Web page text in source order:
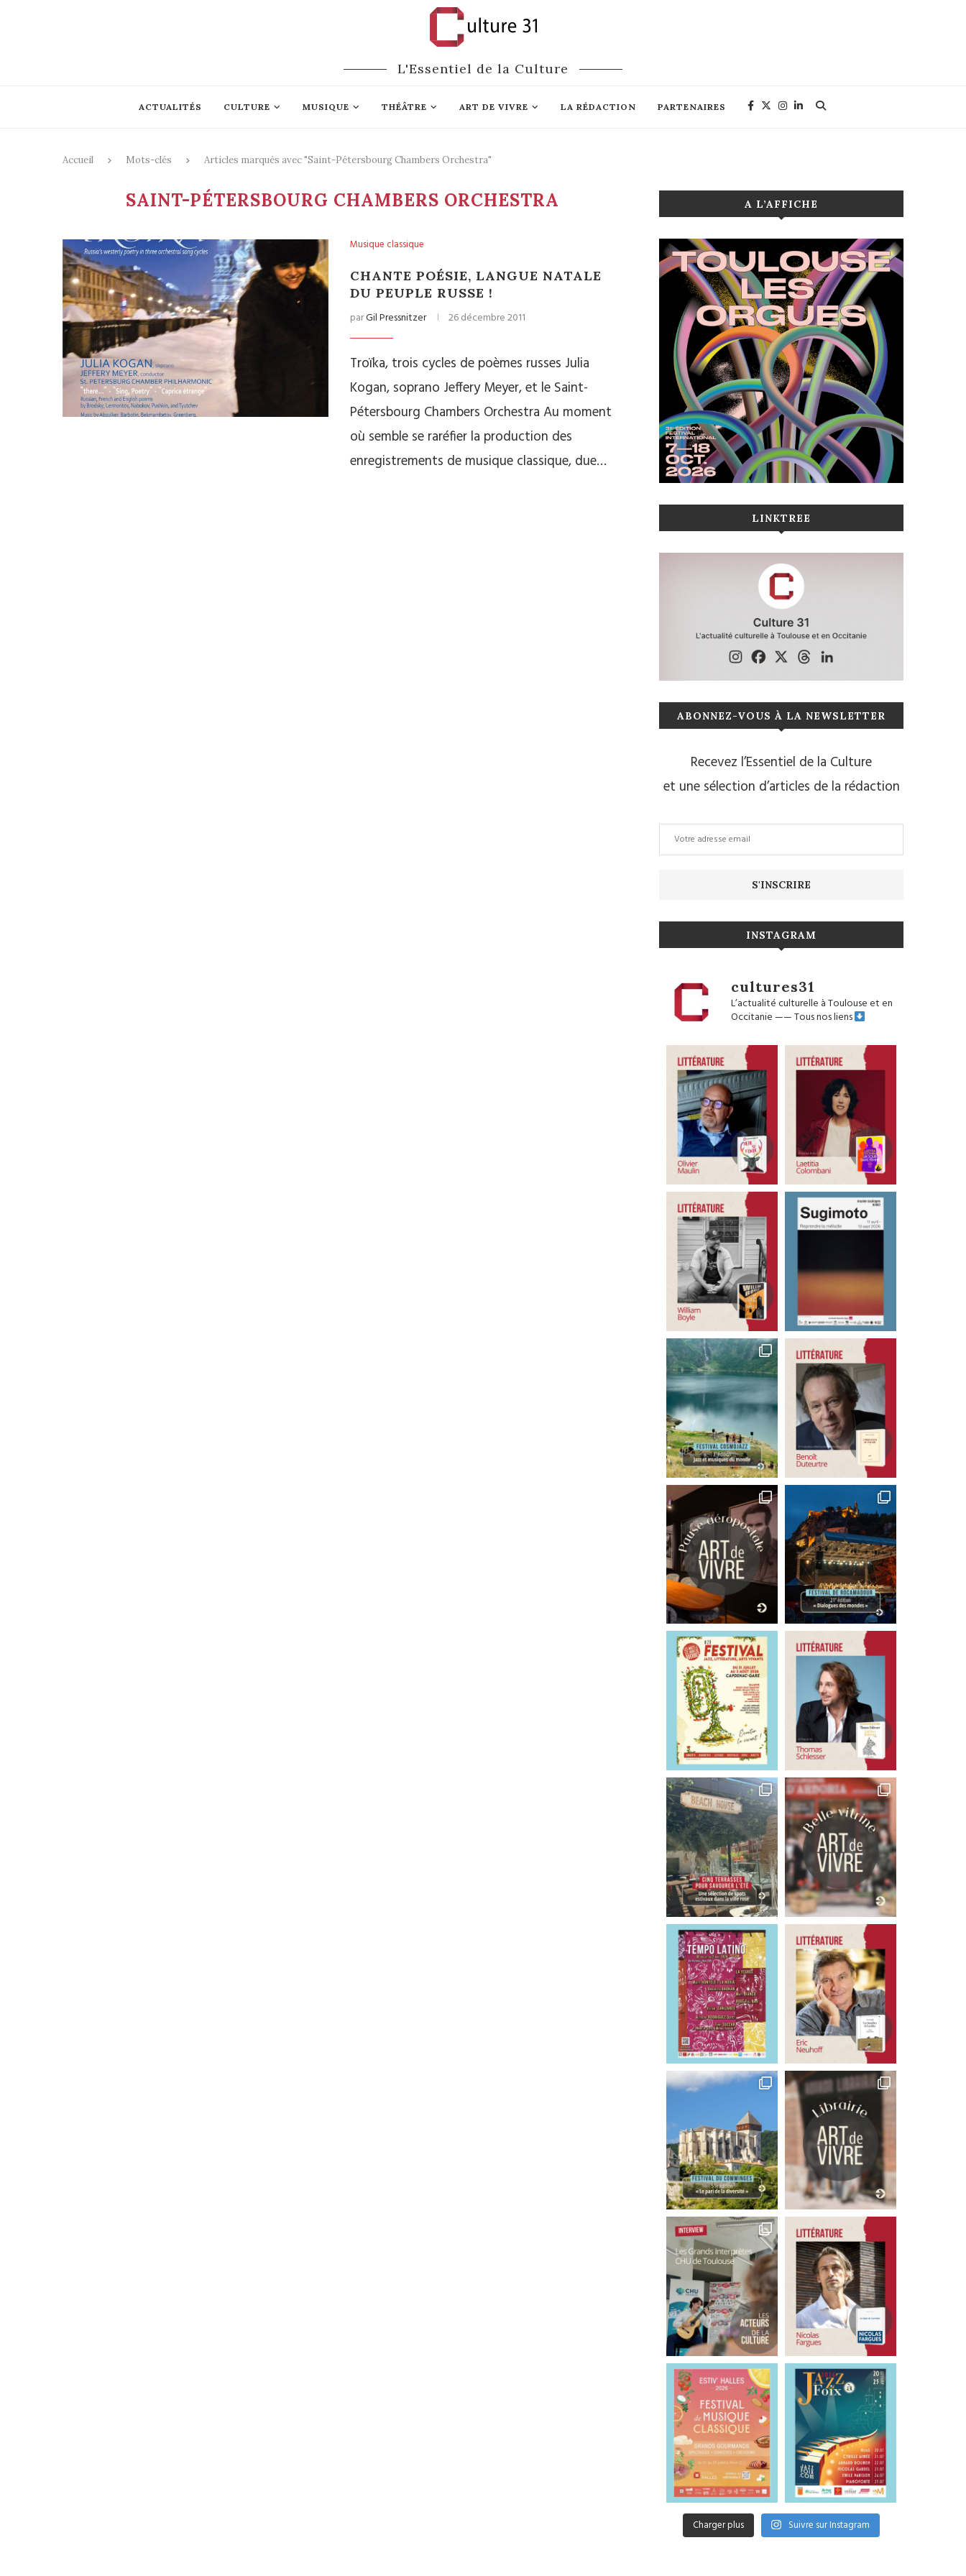
L'Essentiel de la Culture
ACTUALITÉS CULTURE MUSIQUE THÉÂTRE ART DE VIVRE LA RÉDACTION PARTENAIRES
Accueil Mots-clés Articles marqués avec "Saint-Pétersbourg Chambers Orchestra"
SAINT-PÉTERSBOURG CHAMBERS ORCHESTRA
Musique classique
CHANTE POÉSIE, LANGUE NATALE
DU PEUPLE RUSSE !
parGil Pressnitzer 26 décembre 2011
Troïka, trois cycles de poèmes russes Julia
Kogan, soprano Jeffery Meyer, et le Saint-
Pétersbourg Chambers Orchestra Au moment
où semble se raréfier la production des
enregistrements de musique classique, due…
A L’AFFICHE
LINKTREE
ABONNEZ-VOUS À LA NEWSLETTER
Recevez l’Essentiel de la Culture
et une sélection d’articles de la rédaction
INSTAGRAM
cultures31
L’actualité culturelle à Toulouse et en
Occitanie——Tous nos liens
Charger plus Suivre sur Instagram